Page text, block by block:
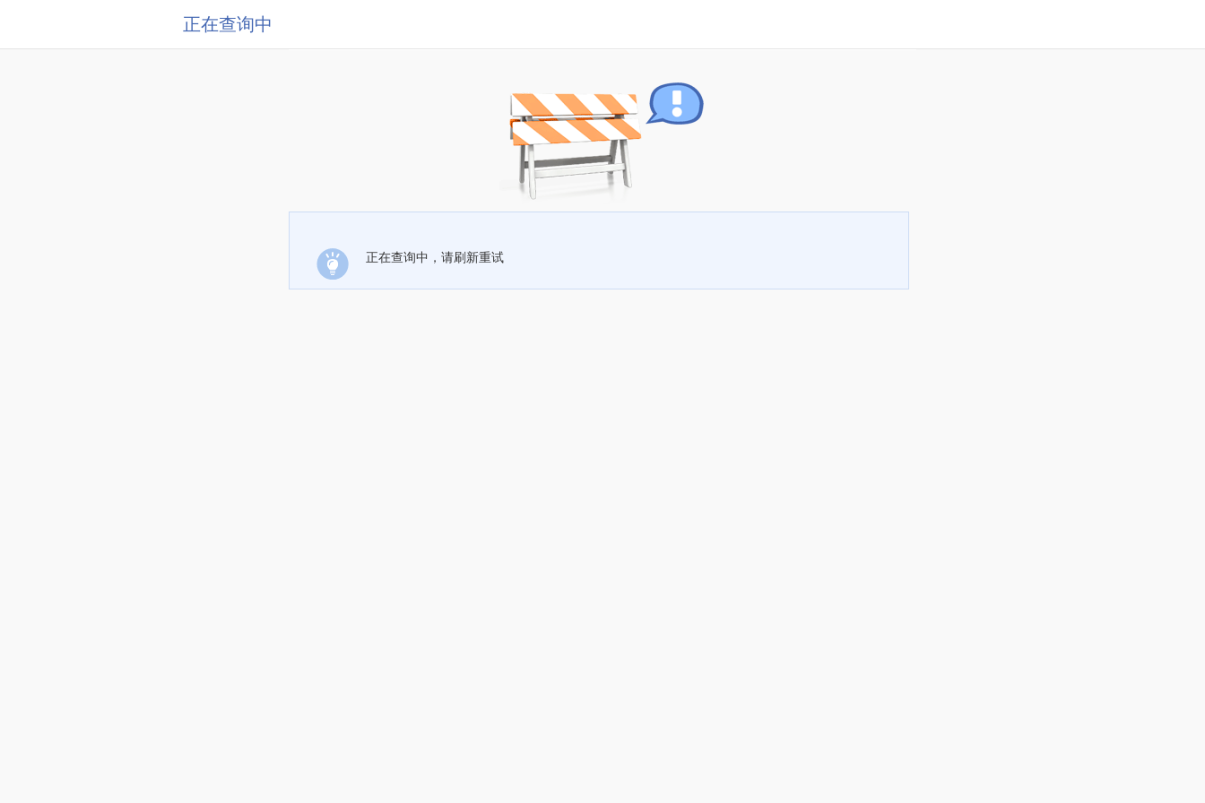
正在查询中
正在查询中，请刷新重试